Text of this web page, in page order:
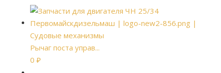
Рычаг поста управ...
0 ₽